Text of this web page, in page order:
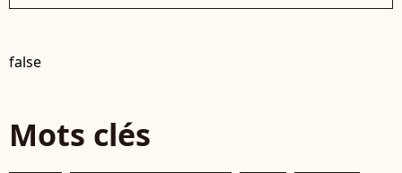
false
Mots clés